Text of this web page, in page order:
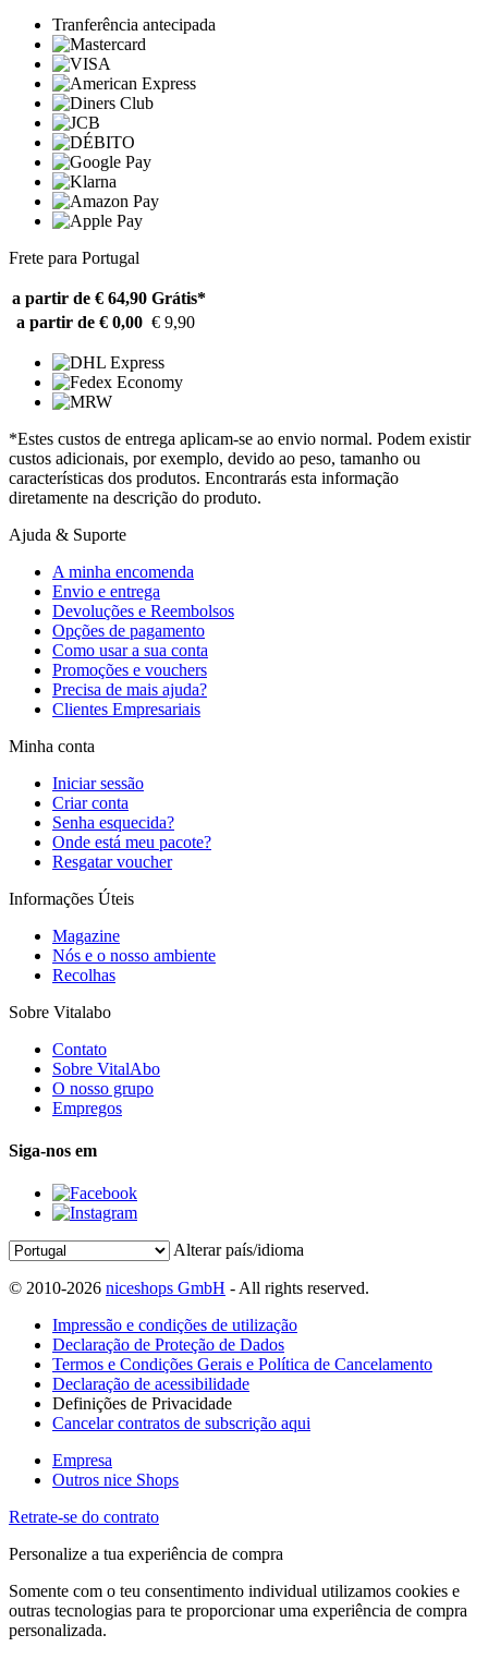
Tranferência antecipada
Frete para Portugal
a partir de € 64,90 Grátis*
a partir de € 0,00 € 9,90
*Estes custos de entrega aplicam-se ao envio normal. Podem existir
custos adicionais, por exemplo, devido ao peso, tamanho ou
características dos produtos. Encontrarás esta informação
diretamente na descrição do produto.
Ajuda & Suporte
A minha encomenda
Envio e entrega
Devoluções e Reembolsos
Opções de pagamento
Como usar a sua conta
Promoções e vouchers
Precisa de mais ajuda?
Clientes Empresariais
Minha conta
Iniciar sessão
Criar conta
Senha esquecida?
Onde está meu pacote?
Resgatar voucher
Informações Úteis
Magazine
Nós e o nosso ambiente
Recolhas
Sobre Vitalabo
Contato
Sobre VitalAbo
O nosso grupo
Empregos
Siga-nos em
Alterar país/idioma
© 2010-2026 niceshops GmbH - All rights reserved.
Impressão e condições de utilização
Declaração de Proteção de Dados
Termos e Condições Gerais e Política de Cancelamento
Declaração de acessibilidade
Definições de Privacidade
Cancelar contratos de subscrição aqui
Empresa
Outros nice Shops
Retrate-se do contrato
Personalize a tua experiência de compra
Somente com o teu consentimento individual utilizamos cookies e
outras tecnologias para te proporcionar uma experiência de compra
personalizada.